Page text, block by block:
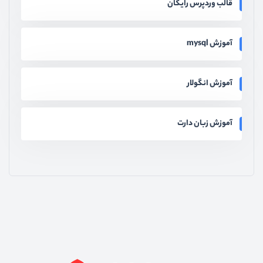
قالب وردپرس رایگان
آموزش mysql
آموزش انگولار
آموزش زبان دارت